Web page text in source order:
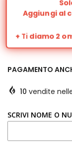
Aggiungi al
+Ti diamo 2
PAGAMENTO
10 vendite
SCRIVI NOME O